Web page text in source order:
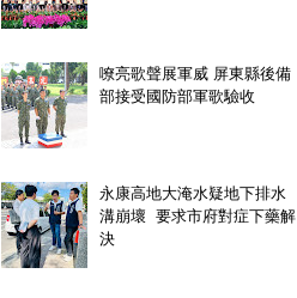
嘹亮歌聲展軍威 屏東縣後備
部接受國防部軍歌驗收
永康高地大淹水疑地下排水
溝崩壞 要求市府對症下藥解
決